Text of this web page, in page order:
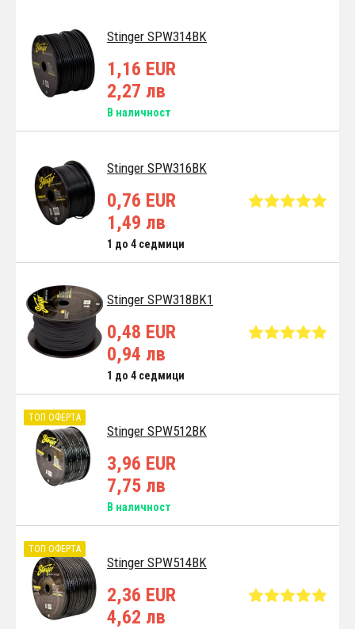
Stinger SPW314BK
1,16 EUR
2,27 лв
В наличност
Stinger SPW316BK
0,76 EUR
1,49 лв
1 до 4 седмици
Stinger SPW318BK1
0,48 EUR
0,94 лв
1 до 4 седмици
Stinger SPW512BK
ТОП ОФЕРТА
3,96 EUR
7,75 лв
В наличност
Stinger SPW514BK
ТОП ОФЕРТА
2,36 EUR
4,62 лв